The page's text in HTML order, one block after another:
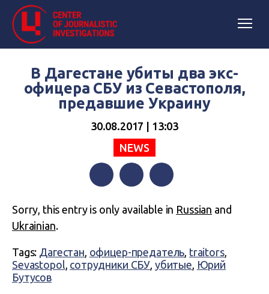
В Дагестане убиты два экс-
офицера СБУ из Севастополя,
предавшие Украину
30.08.2017 | 13:03
NEWS
Sorry, this entry is only available in Russian and
Ukrainian.
Tags: Дагестан, офицер-предатель, traitors,
Sevastopol, сотрудники СБУ, убитые, Юрий
Бутусов